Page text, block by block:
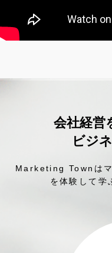
会社経営
ビジ
Marketing Townはマ
を体験して学